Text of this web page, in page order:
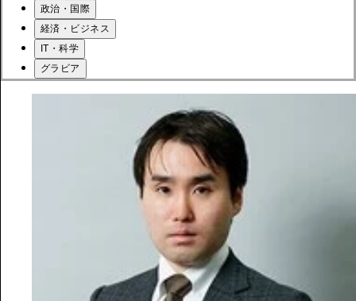
政治・国際
経済・ビジネス
IT・科学
グラビア